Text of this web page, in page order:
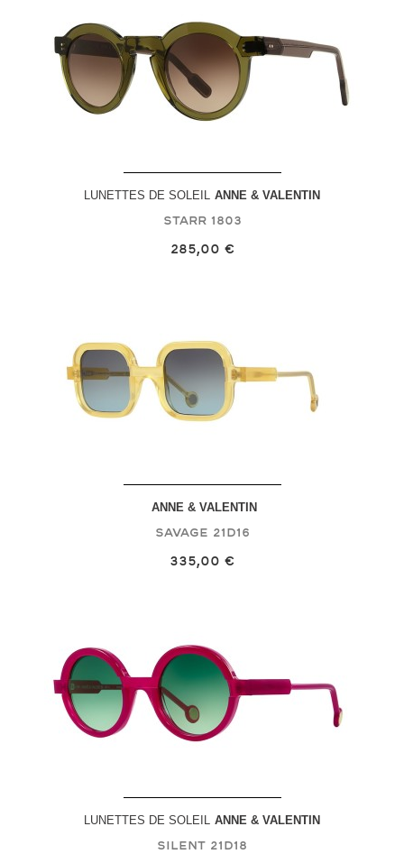
LUNETTES DE SOLEIL ANNE & VALENTIN
Starr 1803
285,00 €
ANNE & VALENTIN
Savage 21D16
335,00 €
LUNETTES DE SOLEIL ANNE & VALENTIN
Silent 21D18